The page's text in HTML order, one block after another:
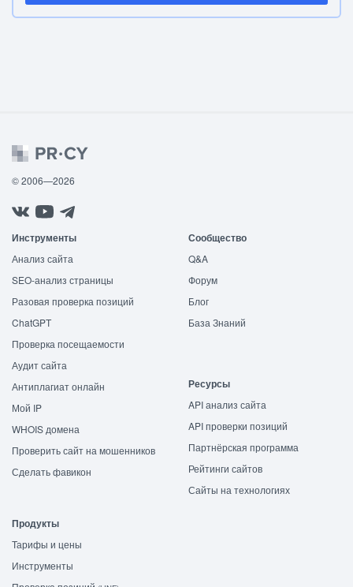
© 2006—2026
Инструменты
Анализ сайта
SEO-анализ страницы
Разовая проверка позиций
ChatGPT
Проверка посещаемости
Аудит сайта
Антиплагиат онлайн
Мой IP
WHOIS домена
Проверить сайт на мошенников
Сделать фавикон
Сообщество
Q&A
Форум
Блог
База Знаний
Ресурсы
API анализ сайта
API проверки позиций
Партнёрская программа
Рейтинги сайтов
Сайты на технологиях
Продукты
Тарифы и цены
Инструменты